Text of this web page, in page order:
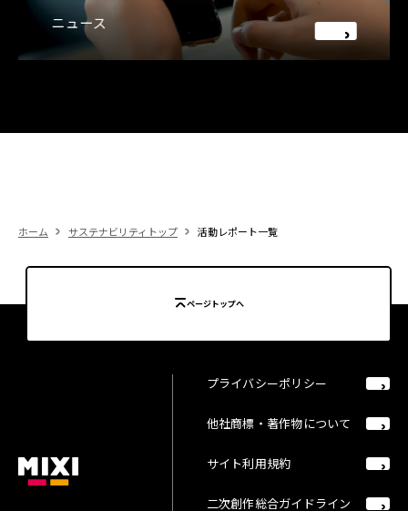
ニュース
ホーム サステナビリティトップ 活動レポート一覧
ページトップへ
プライバシーポリシー
他社商標・著作物について
サイト利用規約
二次創作総合ガイドライン